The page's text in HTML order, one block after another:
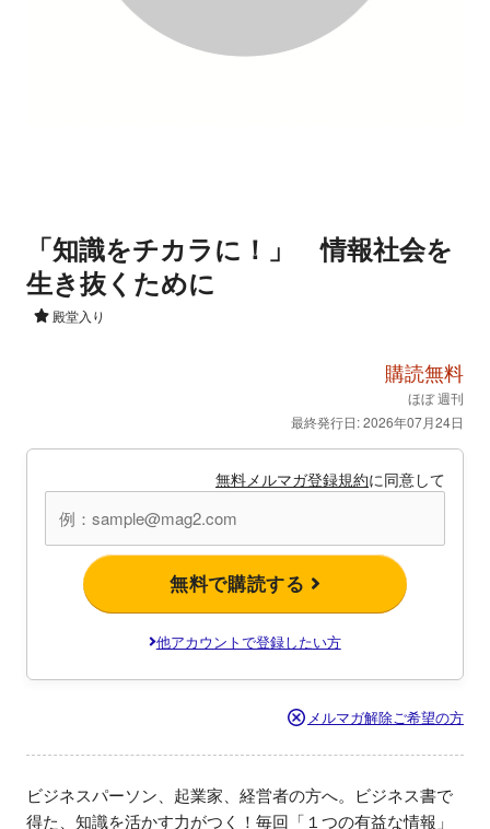
「知識をチカラに！」 情報社会を
生き抜くために
殿堂入り
購読無料
ほぼ 週刊
最終発行日: 2026年07月24日
無料メルマガ登録規約に同意して
無料で購読する
他アカウントで登録したい方
メルマガ解除ご希望の方
ビジネスパーソン、起業家、経営者の方へ。ビジネス書で
得た、知識を活かす力がつく！毎回「１つの有益な情報」